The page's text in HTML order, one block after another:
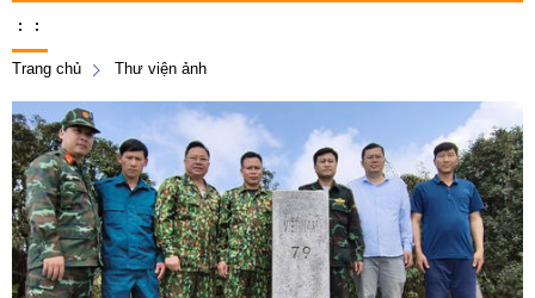
: :
Trang chủ Thư viện ảnh